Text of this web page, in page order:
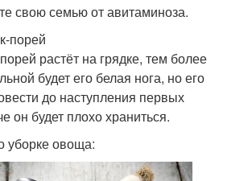
свою семью от авитаминоза.
порей
растёт на грядке, тем более
будет его белая нога, но его
до наступления первых
он будет плохо храниться.
уборке овоща: